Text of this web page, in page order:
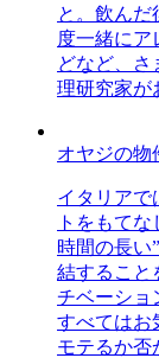
と。飲んだ
度一緒にア
どなど、さ
理研究家が
オヤジの物
イタリアで
トをもて
時間の長い
結すること
チベーショ
すべてはお
モテるか否